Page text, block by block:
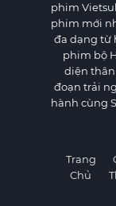
phim
phim mới
đa dạng từ
phim bộ
diện
đoạn trải
hành cùng
Trang
Chủ